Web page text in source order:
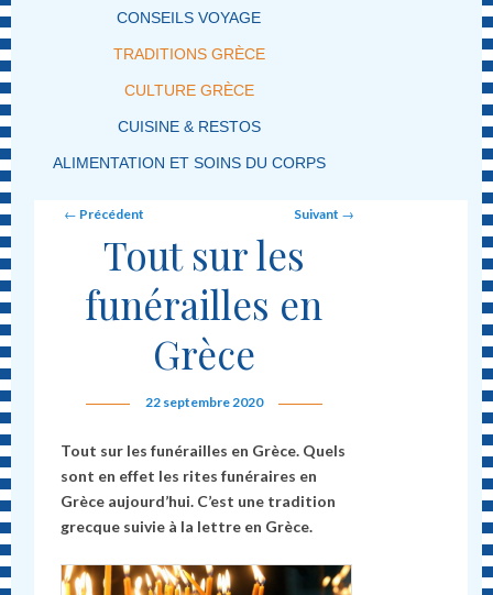
CONSEILS VOYAGE
TRADITIONS GRÈCE
CULTURE GRÈCE
CUISINE & RESTOS
ALIMENTATION ET SOINS DU CORPS
Post navigation
← Précédent Suivant →
Tout sur les
funérailles en
Grèce
22 septembre 2020
Tout sur les funérailles en Grèce. Quels
sont en effet les rites funéraires en
Grèce aujourd’hui. C’est une tradition
grecque suivie à la lettre en Grèce.